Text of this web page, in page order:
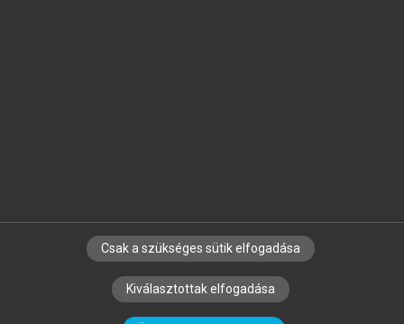
SZERZŐKNEK CÉGEKNEK KÖNYVTÁROSOKNAK
SZERKESZTÉSI ÉS LEKTORÁLÁSI ALAPELVEK
Csak a szükséges sütik elfogadása
Kiválasztottak elfogadása